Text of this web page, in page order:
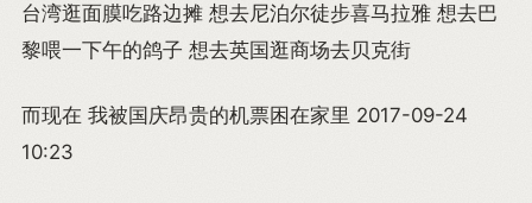
台湾逛面膜吃路边摊 想去尼泊尔徒步喜马拉雅 想去巴
黎喂一下午的鸽子 想去英国逛商场去贝克街
而现在 我被国庆昂贵的机票困在家里 2017-09-24
10:23